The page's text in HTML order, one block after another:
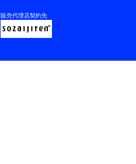
販売代理店契約先